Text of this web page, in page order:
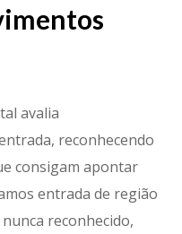
avalia
reconhecendo
consigam apontar
entrada de região
reconhecido,